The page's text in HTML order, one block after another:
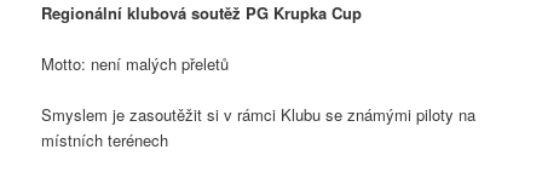
Regionální klubová soutěž PG Krupka Cup
Motto: není malých přeletů
Smyslem je zasoutěžit si v rámci Klubu se známými piloty na
místních terénech